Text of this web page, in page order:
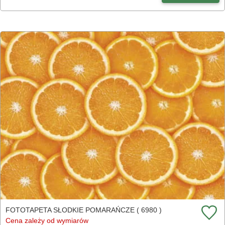
FOTOTAPETA SŁODKIE POMARAŃCZE ( 6980 )
Cena zależy od wymiarów